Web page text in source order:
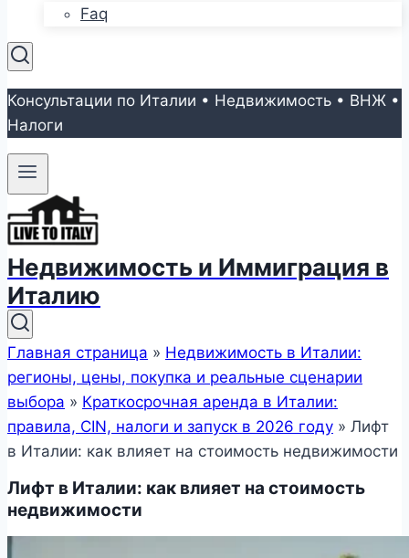
Faq
Консультации по Италии • Недвижимость • ВНЖ •
Налоги
Недвижимость и Иммиграция в
Италию
Главная страница » Недвижимость в Италии:
регионы, цены, покупка и реальные сценарии
выбора » Краткосрочная аренда в Италии:
правила, CIN, налоги и запуск в 2026 году » Лифт
в Италии: как влияет на стоимость недвижимости
Лифт в Италии: как влияет на стоимость
недвижимости